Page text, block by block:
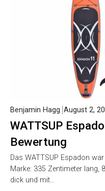
WATTSUP
Bewertung
Benjamin Hagg August 2,
Das WATTSUP Espadon
Marke: 335 Zentimeter lang,
dick und mit…